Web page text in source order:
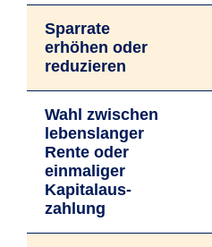
Sparrate
erhöhen oder
reduzieren
Wahl zwischen
lebens­langer
Rente oder
einmaliger
Kapital­aus­
zahlung